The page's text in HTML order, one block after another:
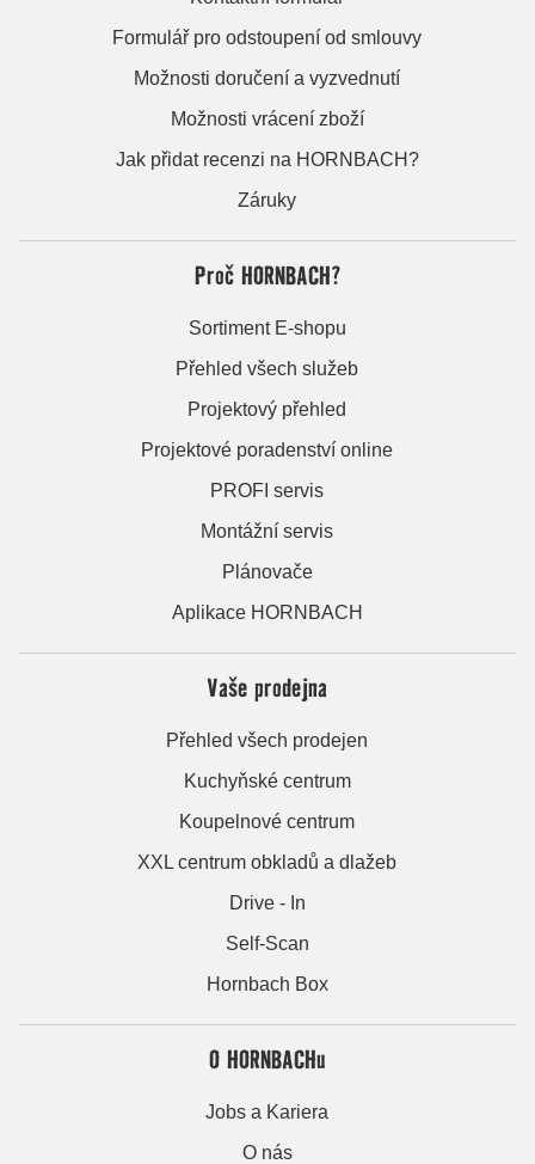
Formulář pro odstoupení od smlouvy
Možnosti doručení a vyzvednutí
Možnosti vrácení zboží
Jak přidat recenzi na HORNBACH?
Záruky
Proč HORNBACH?
Sortiment E-shopu
Přehled všech služeb
Projektový přehled
Projektové poradenství online
PROFI servis
Montážní servis
Plánovače
Aplikace HORNBACH
Vaše prodejna
Přehled všech prodejen
Kuchyňské centrum
Koupelnové centrum
XXL centrum obkladů a dlažeb
Drive - In
Self-Scan
Hornbach Box
O HORNBACHu
Jobs a Kariera
O nás